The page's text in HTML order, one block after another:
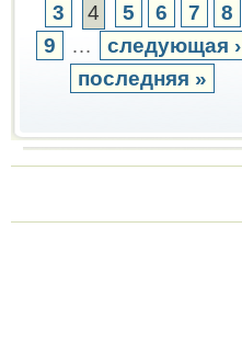
3
4 5 6 7
8
9
…
следующая ›
последняя »